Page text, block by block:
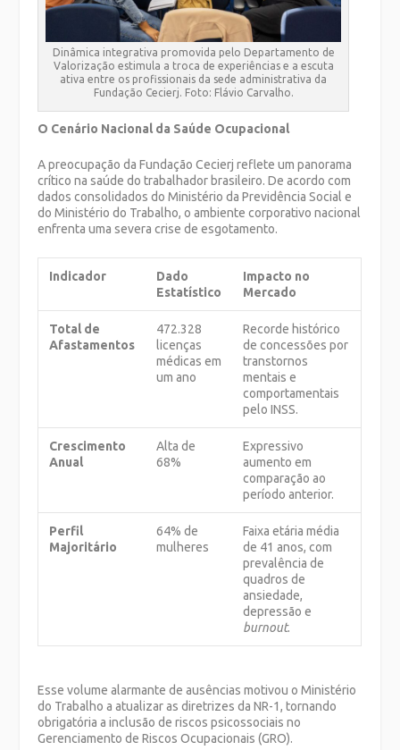
Dinâmica integrativa promovida pelo Departamento de
Valorização estimula a troca de experiências e a escuta
ativa entre os profissionais da sede administrativa da
Fundação Cecierj. Foto: Flávio Carvalho.
O Cenário Nacional da Saúde Ocupacional
A preocupação da Fundação Cecierj reflete um panorama
crítico na saúde do trabalhador brasileiro. De acordo com
dados consolidados do Ministério da Previdência Social e
do Ministério do Trabalho, o ambiente corporativo nacional
enfrenta uma severa crise de esgotamento.
Indicador
Dado
Estatístico
Impacto no
Mercado
Total de
Afastamentos
472.328
licenças
médicas em
um ano
Recorde histórico
de concessões por
transtornos
mentais e
comportamentais
pelo INSS.
Crescimento
Anual
Alta de
68%
Expressivo
aumento em
comparação ao
período anterior.
Perfil
Majoritário
64% de
mulheres
Faixa etária média
de 41 anos, com
prevalência de
quadros de
ansiedade,
depressão e
burnout.
Esse volume alarmante de ausências motivou o Ministério
do Trabalho a atualizar as diretrizes da NR-1, tornando
obrigatória a inclusão de riscos psicossociais no
Gerenciamento de Riscos Ocupacionais (GRO).